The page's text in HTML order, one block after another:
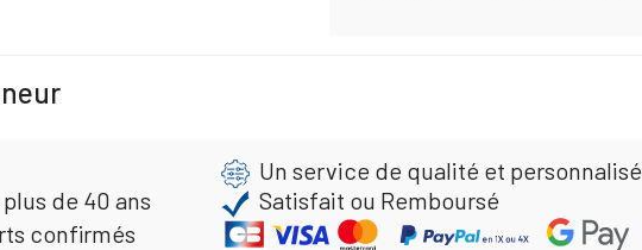
Un service de qualité et personnalisé
de 40 ans
Satisfait ou Remboursé
confirmés